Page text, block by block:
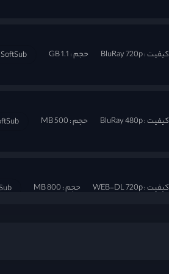
کیفیت : BluRay 720p حجم : 1.1 GB SoftSub
کیفیت : BluRay 480p حجم : 500 MB
کیفیت : WEB-DL 720p حجم : 800 MB